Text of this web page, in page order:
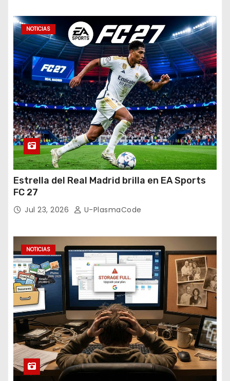
NOTICIAS
Estrella del Real Madrid brilla en EA Sports
FC 27
Jul 23, 2026 U-PlasmaCode
NOTICIAS